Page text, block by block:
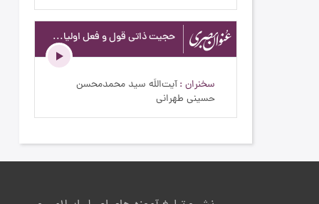
حجیت ذاتی قول و فعل اولیاء خدا - عنوان بصری - ادامه بحث حجیت فعلی ولی الهی - ج191
سخنران آیت‌اللَه سید محمدمحسن
حسینی طهرانی